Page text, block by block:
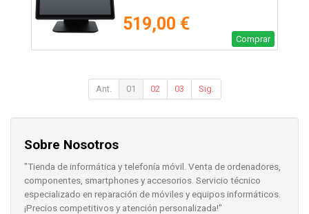
519,00 €
Comprar
Ant. 01 02 03 Sig.
Sobre Nosotros
"Tienda de informática y telefonía móvil. Venta de ordenadores,
componentes, smartphones y accesorios. Servicio técnico
especializado en reparación de móviles y equipos informáticos.
¡Precios competitivos y atención personalizada!"